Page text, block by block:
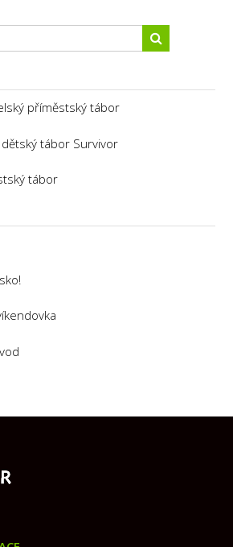
příměstský tábor
tábor Survivor
tábor